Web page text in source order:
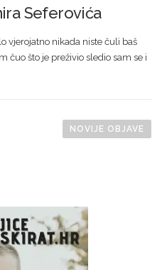
Seferovića
vjerojatno nikada niste čuli baš
čuo što je preživio sledio sam se i
NOVIJE OBJAVE